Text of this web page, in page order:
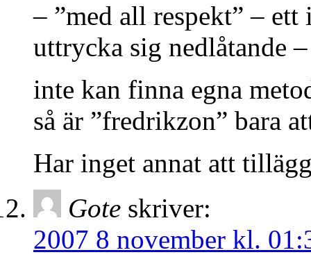
– ”med all respekt” –
uttrycka sig nedlåtande –
inte kan finna egna
så är ”fredrikzon” bara
Har inget annat att
Gote skriver:
2007 8 november kl.